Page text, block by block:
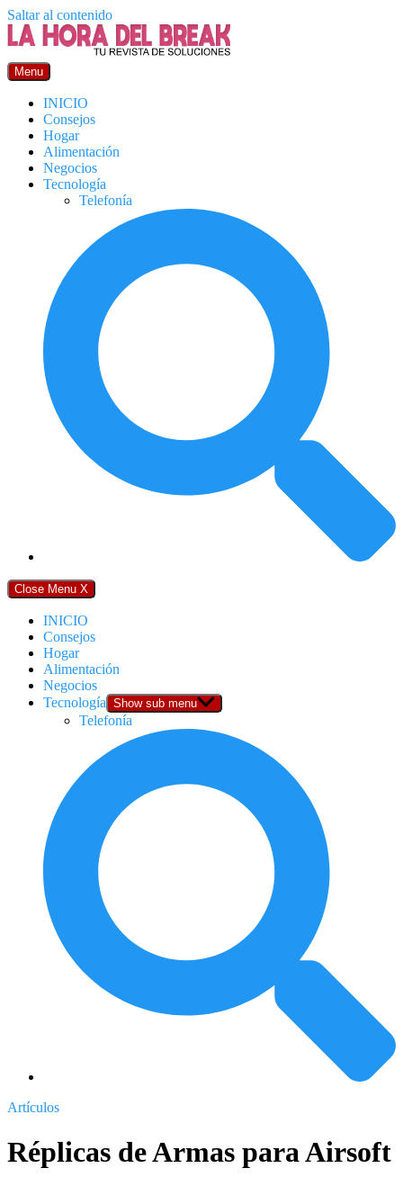
Saltar al contenido
Menu
INICIO
Consejos
Hogar
Alimentación
Negocios
Tecnología
Telefonía
Close Menu X
INICIO
Consejos
Hogar
Alimentación
Negocios
Tecnología Show sub menu
Telefonía
Artículos
Réplicas de Armas para Airsoft